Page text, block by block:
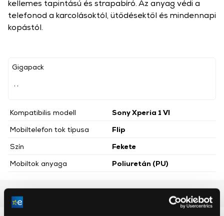
Gigapack
Kompatibilis modell
Sony Xperia 1 VI
Mobiltelefon tok típusa
Flip
Szín
Fekete
Mobiltok anyaga
Poliuretán (PU)
kellemes tapintású és strapabíró. Az anyag védi a
telefonod a karcolásoktól, ütődésektől és mindennapi
kopástól.